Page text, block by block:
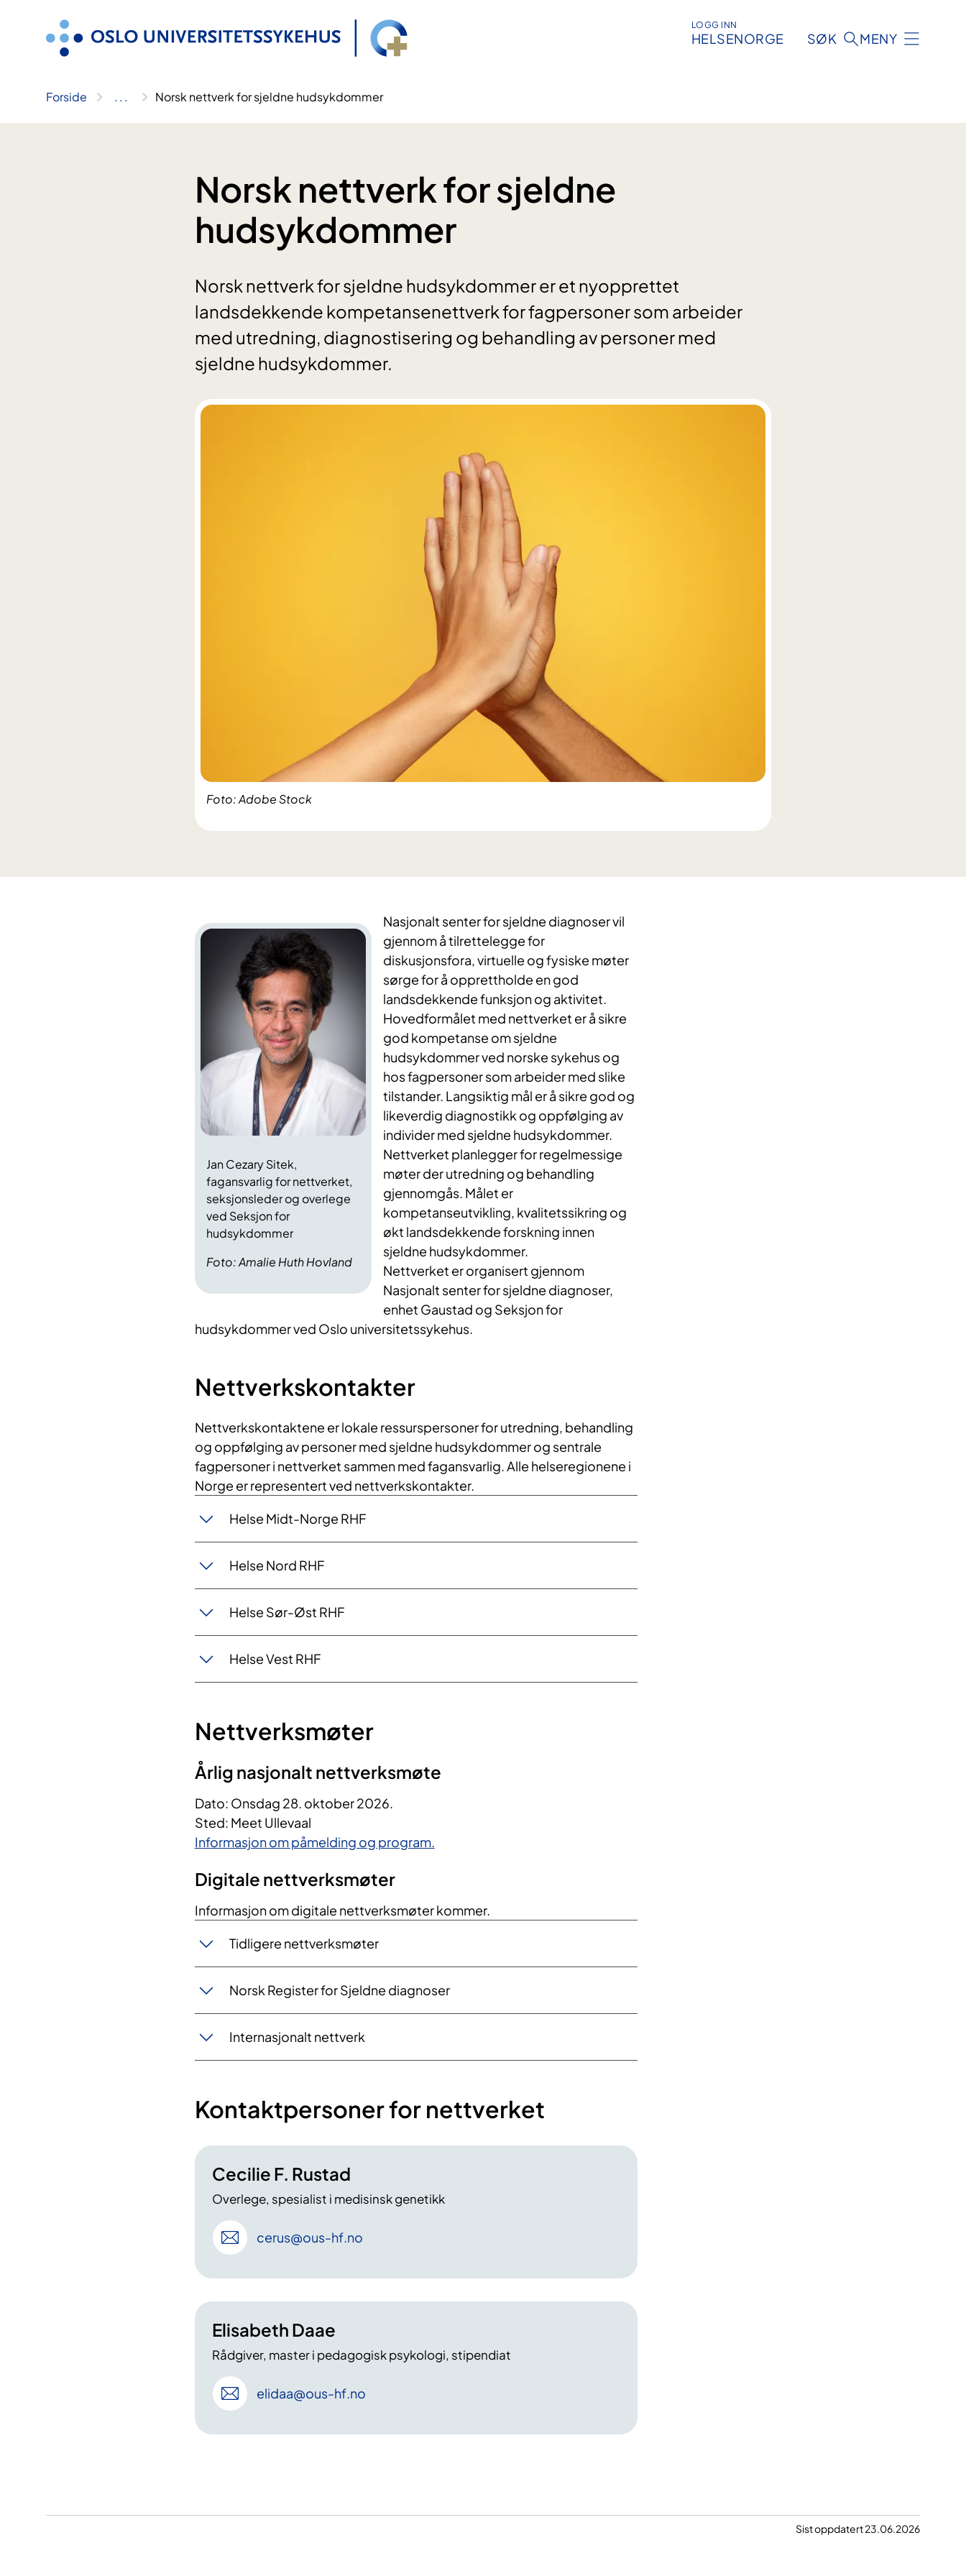
LOGG INN
HELSENORGE SØK MENY
Forside .. . Norsk nettverk for sjeldne hudsykdommer
Norsk nettverk for sjeldne
hudsykdommer
Norsk nettverk for sjeldne hudsykdommer er et nyopprettet
landsdekkende kompetansenettverk for fagpersoner som arbeider
med utredning, diagnostisering og behandling av personer med
sjeldne hudsykdommer.
Foto: Adobe Stock
Foto: Amalie Huth Hovland
Jan Cezary Sitek,
fagansvarlig for nettverket,
seksjonsleder og overlege
ved Seksjon for
hudsykdommer
Nasjonalt senter for sjeldne diagnoser vil
gjennom å tilrettelegge for
diskusjonsfora, virtuelle og fysiske møter
sørge for å opprettholde en god
landsdekkende funksjon og aktivitet.
Hovedformålet med nettverket er å sikre
god kompetanse om sjeldne
hudsykdommer ved norske sykehus og
hos fagpersoner som arbeider med slike
tilstander. Langsiktig mål er å sikre god og
likeverdig diagnostikk og oppfølging av
individer med sjeldne hudsykdommer.
Nettverket planlegger for regelmessige
møter der utredning og behandling
gjennomgås. Målet er
kompetanseutvikling, kvalitetssikring og
økt landsdekkende forskning innen
sjeldne hudsykdommer.
Nettverket er organisert gjennom
Nasjonalt senter for sjeldne diagnoser,
enhet Gaustad og Seksjon for
hudsykdommer ved Oslo universitetssykehus.
Nettverkskontakter
Nettverkskontaktene er lokale ressurspersoner for utredning, behandling
og oppfølging av personer med sjeldne hudsykdommer og sentrale
fagpersoner i nettverket sammen med fagansvarlig. Alle helseregionene i
Norge er representert ved nettverkskontakter.
Helse Midt-Norge RHF
Helse Nord RHF
Helse Sør-Øst RHF
Nettverksmøter
Årlig nasjonalt nettverksmøte
Dato: Onsdag 28. oktober 2026.
Sted: Meet Ullevaal
Informasjon om påmelding og program.
Digitale nettverksmøter
Informasjon om digitale nettverksmøter kommer.
Tidligere nettverksmøter
Norsk Register for Sjeldne diagnoser
Internasjonalt nettverk
Kontaktpersoner for nettverket
Cecilie F. Rustad
Overlege, spesialist i medisinsk genetikk
cerus@ous-hf.no
Elisabeth Daae
Rådgiver, master i pedagogisk p​​​sykologi, stipendiat​
elidaa@ous-hf.no
Sist oppdatert 23.06.2026